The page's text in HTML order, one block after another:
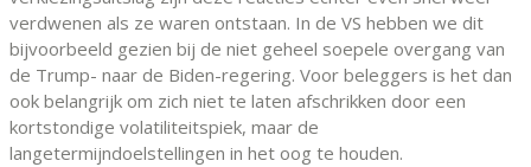
verdwenen als ze waren ontstaan. In de VS hebben we dit
bijvoorbeeld gezien bij de niet geheel soepele overgang van
de Trump- naar de Biden-regering. Voor beleggers is het dan
ook belangrijk om zich niet te laten afschrikken door een
kortstondige volatiliteitspiek, maar de
langetermijndoelstellingen in het oog te houden.